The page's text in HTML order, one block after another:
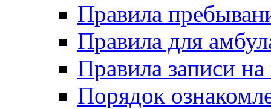
Правила
Правила для
Правила записи
Порядок